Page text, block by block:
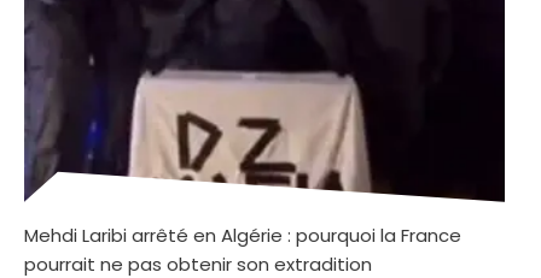
Mehdi Laribi arrêté en Algérie : pourquoi la France
pourrait ne pas obtenir son extradition